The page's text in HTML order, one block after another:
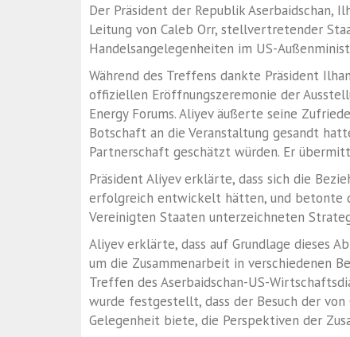
Der Präsident der Republik
Leitung von Caleb Orr, stellvertretender
Handelsangelegenheiten im US-
Während des Treffens dankte Präsident
offiziellen Eröffnungszeremonie der
Energy Forums. Aliyev äußerte seine
Botschaft an die Veranstaltung gesandt
Partnerschaft geschätzt würden. Er
Präsident Aliyev erklärte, dass sich die
erfolgreich entwickelt hätten, und betonte
Vereinigten Staaten unterzeichneten
Aliyev erklärte, dass auf Grundlage dieses
um die Zusammenarbeit in verschiedenen
Treffen des Aserbaidschan-US-
wurde festgestellt, dass der Besuch der
Gelegenheit biete, die Perspektiven der